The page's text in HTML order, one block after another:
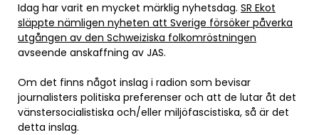
Idag har varit en mycket märklig nyhetsdag. SR Ekot
släppte nämligen nyheten att Sverige försöker påverka
utgången av den Schweiziska folkomröstningen
avseende anskaffning av JAS.
Om det finns något inslag i radion som bevisar
journalisters politiska preferenser och att de lutar åt det
vänstersocialistiska och/eller miljöfascistiska, så är det
detta inslag.